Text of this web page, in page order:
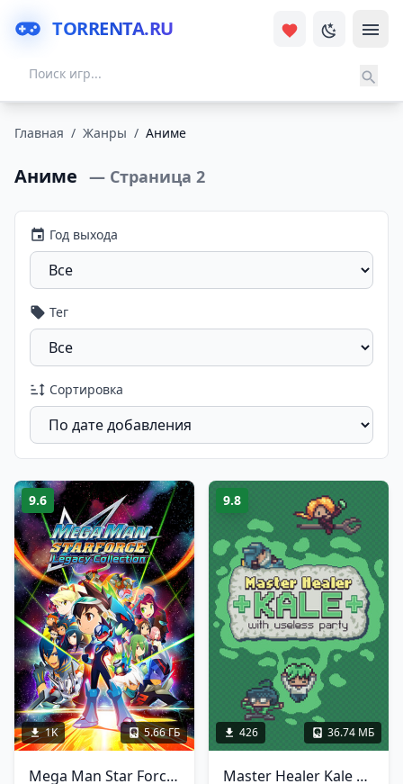
TORRENTA.RU
Главная / Жанры / Аниме
Аниме — Страница 2
Год выхода
Тег
Сортировка
9.6
1K 5.66 ГБ
Mega Man Star Force Legacy Collection
9.8
426 36.74 МБ
Master Healer Kale with useless party